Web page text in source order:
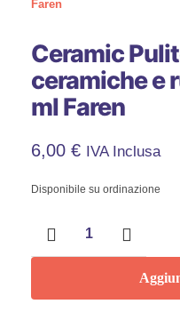
Ceramic
ceramiche e
ml Faren
6,00 € IVA Inclusa
Disponibile su ordinazione
per
rubinetterie